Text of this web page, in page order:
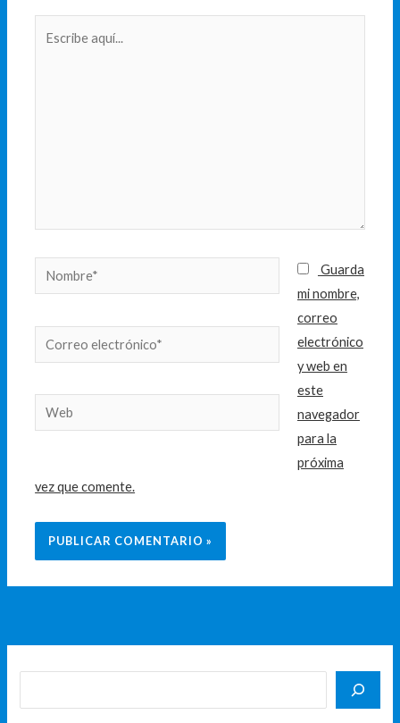
Nombre*
Correo
electrónico*
Web
Guarda
mi nombre,
correo
electrónico
y web en
este
navegador
para la
próxima
vez que comente.